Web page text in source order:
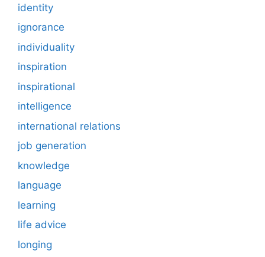
identity
ignorance
individuality
inspiration
inspirational
intelligence
international relations
job generation
knowledge
language
learning
life advice
longing